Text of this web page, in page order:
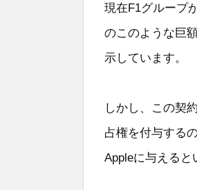
現在F1グループ
のこのような巨
示しています。
しかし、この契
占権を付与する
Appleに与えると